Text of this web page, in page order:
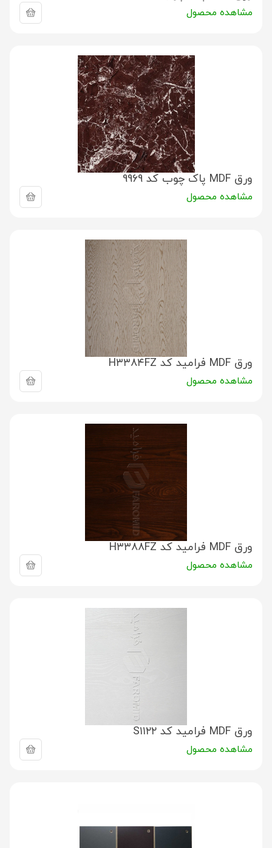
مشاهده محصول
ورق MDF پاک چوب کد 9969
مشاهده محصول
ورق MDF فرامید کد H۳۳۸۴FZ
مشاهده محصول
ورق MDF فرامید کد H۳۳۸۸FZ
مشاهده محصول
ورق MDF فرامید کد S۱۱۲۲
مشاهده محصول